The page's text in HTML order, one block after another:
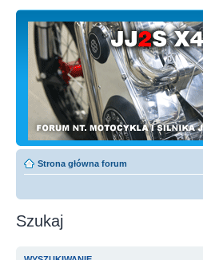
Strona główna forum
Szukaj